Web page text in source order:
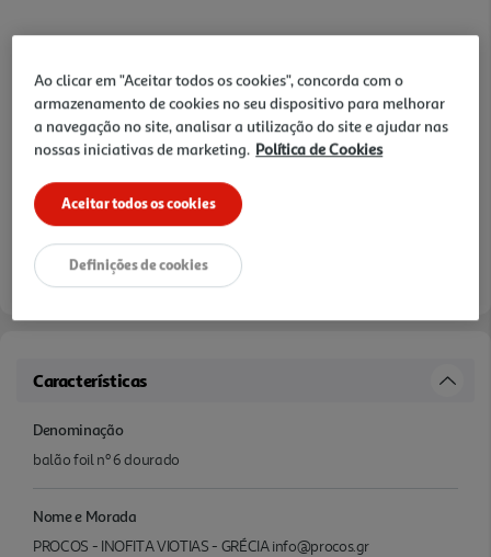
mesma
1,00 €
Notas de preparação
Características
Denominação
balão foil nº 6 dourado
Nome e Morada
PROCOS - INOFITA VIOTIAS - GRÉCIA info@procos.gr
Ao clicar em "Aceitar todos os cookies", concorda com o
armazenamento de cookies no seu dispositivo para melhorar
a navegação no site, analisar a utilização do site e ajudar nas
nossas iniciativas de marketing. Política de Cookies
Aceitar todos os cookies
Definições de cookies